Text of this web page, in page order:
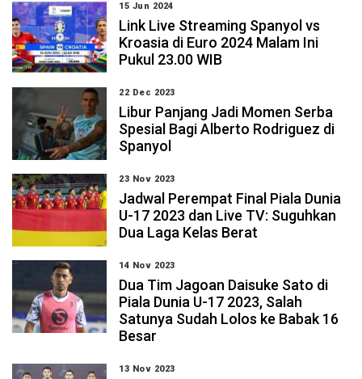
15 Jun 2024
Link Live Streaming Spanyol vs
Kroasia di Euro 2024 Malam Ini
Pukul 23.00 WIB
22 Dec 2023
Libur Panjang Jadi Momen Serba
Spesial Bagi Alberto Rodriguez di
Spanyol
23 Nov 2023
Jadwal Perempat Final Piala Dunia
U-17 2023 dan Live TV: Suguhkan
Dua Laga Kelas Berat
14 Nov 2023
Dua Tim Jagoan Daisuke Sato di
Piala Dunia U-17 2023, Salah
Satunya Sudah Lolos ke Babak 16
Besar
13 Nov 2023